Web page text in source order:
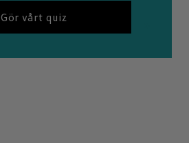
Gör vårt quiz